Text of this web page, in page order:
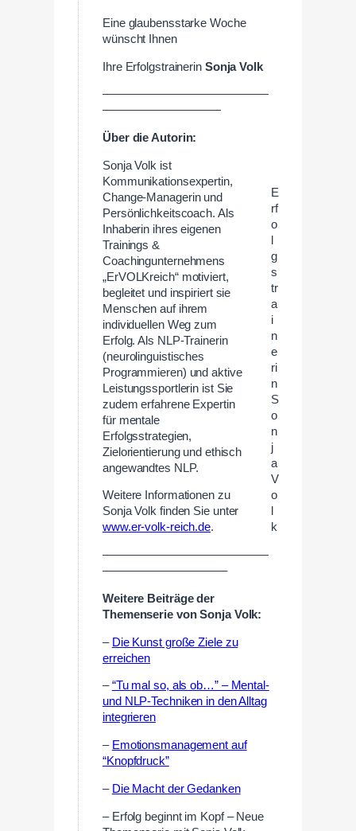
Eine glaubensstarke Woche
wünscht Ihnen
Ihre Erfolgstrainerin Sonja Volk
——————————————
——————————
Über die Autorin:
E
rf
o
g
s
tr
a
i
n
e
ri
n
S
o
n
j
a
V
o
k
Sonja Volk ist
Kommunikationsexpertin,
Change-Managerin und
Persönlichkeitscoach. Als
Inhaberin ihres eigenen
Trainings &
Coachingunternehmens
„ErVOLKreich“ motiviert,
begleitet und inspiriert sie
Menschen auf ihrem
individuellen Weg zum
Erfolg. Als NLP-Trainerin
(neurolinguistisches
Programmieren) und aktive
Leistungssportlerin ist Sie
zudem erfahrene Expertin
für mentale
Erfolgsstrategien,
Zielorientierung und ethisch
angewandtes NLP.
Weitere Informationen zu
Sonja Volk finden Sie unter
www.er-volk-reich.de.
——————————————
——————————–
Weitere Beiträge der
Themenserie von Sonja Volk:
– Die Kunst große Ziele zu
erreichen
–“Tu mal so, als ob…” – Mental-
und NLP-Techniken in den Alltag
integrieren
– Emotionsmanagement auf
“Knopfdruck”
– Die Macht der Gedanken
– Erfolg beginnt im Kopf – Neue